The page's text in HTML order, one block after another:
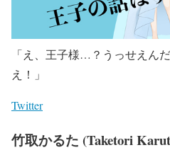
「え、王子様…？うっせえん
え！」
Twitter
竹取かるた (Taketori